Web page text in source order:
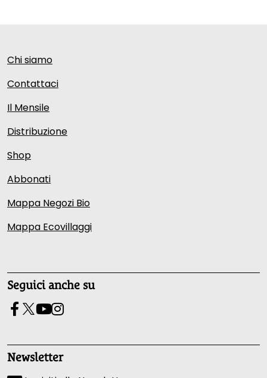
Chi siamo
Contattaci
Il Mensile
Distribuzione
Shop
Abbonati
Mappa Negozi Bio
Mappa Ecovillaggi
Seguici anche su
Newsletter